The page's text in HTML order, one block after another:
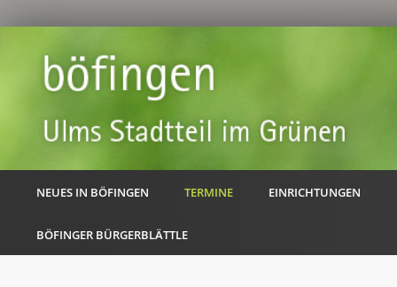
NEUES IN BÖFINGEN TERMINE EINRICHTUNGEN
BÖFINGER BÜRGERBLÄTTLE